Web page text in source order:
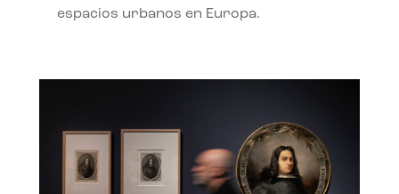
espacios urbanos en Europa.